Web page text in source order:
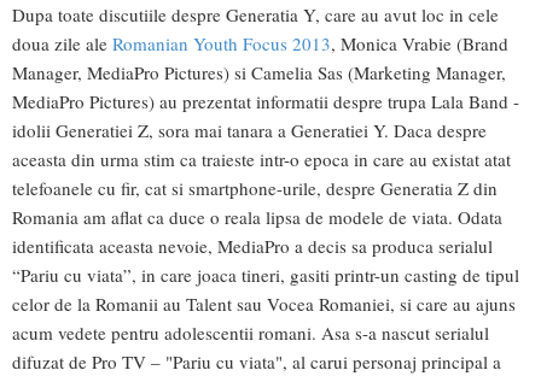
Dupa toate discutiile despre Generatia Y, care au avut loc in cele
doua zile ale Romanian Youth Focus 2013, Monica Vrabie (Brand
Manager, MediaPro Pictures) si Camelia Sas (Marketing Manager,
MediaPro Pictures) au prezentat informatii despre trupa Lala Band -
idolii Generatiei Z, sora mai tanara a Generatiei Y. Daca despre
aceasta din urma stim ca traieste intr-o epoca in care au existat atat
telefoanele cu fir, cat si smartphone-urile, despre Generatia Z din
Romania am aflat ca duce o reala lipsa de modele de viata. Odata
identificata aceasta nevoie, MediaPro a decis sa produca serialul
“Pariu cu viata”, in care joaca tineri, gasiti printr-un casting de tipul
celor de la Romanii au Talent sau Vocea Romaniei, si care au ajuns
acum vedete pentru adolescentii romani. Asa s-a nascut serialul
difuzat de Pro TV – "Pariu cu viata", al carui personaj principal a